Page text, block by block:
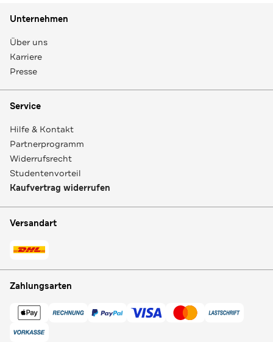
Unternehmen
Über uns
Karriere
Presse
Service
Hilfe & Kontakt
Partnerprogramm
Widerrufsrecht
Studentenvorteil
Kaufvertrag widerrufen
Versandart
Zahlungsarten